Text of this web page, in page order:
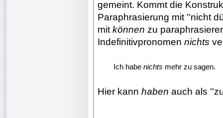
gemeint. Kommt die
Paraphrasierung mit ''nicht
mit können zu
Indefinitivpronomen nichts
Ich habe nichts mehr zu sagen.
Hier kann haben auch als